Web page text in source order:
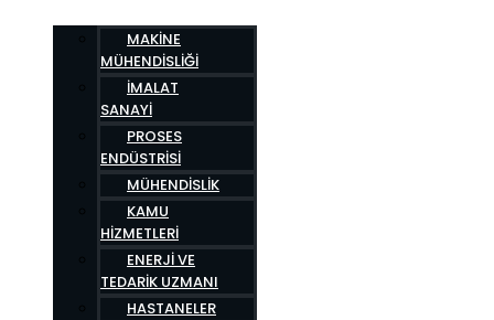
MAKINE
MÜHENDISLIĞI
İMALAT
SANAYI
PROSES
ENDÜSTRISI
MÜHENDISLIK
KAMU
HIZMETLERI
ENERJI VE
TEDARIK UZMANI
HASTANELER